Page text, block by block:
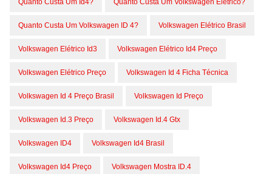
Quanto Custa Um Volkswagen ID 4? Volkswagen Elétrico Brasil
Volkswagen Elétrico Id3 Volkswagen Elétrico Id4 Preço
Volkswagen Elétrico Preço Volkswagen Id 4 Ficha Técnica
Volkswagen Id 4 Preço Brasil Volkswagen Id Preço
Volkswagen Id.3 Preço Volkswagen Id.4 Gtx
Volkswagen ID4 Volkswagen Id4 Brasil
Volkswagen Id4 Preço Volkswagen Mostra ID.4